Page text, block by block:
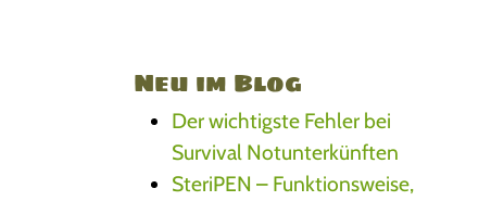
Neu im Blog
Der wichtigste Fehler bei
Survival Notunterkünften
SteriPEN – Funktionsweise,